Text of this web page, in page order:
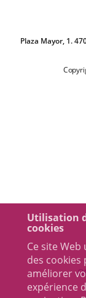
Utilisation
cookies
Ce site Web
des cookies
améliorer
expérience
Plaza Mayor, 1.